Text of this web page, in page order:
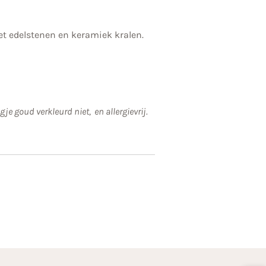
edelstenen en keramiek kralen.
goud verkleurd niet, en allergievrij.